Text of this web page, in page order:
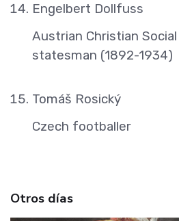
Engelbert Dollfuss
Austrian Christian
statesman (1892-1934)
Tomáš Rosický
Czech footballer
Otros días